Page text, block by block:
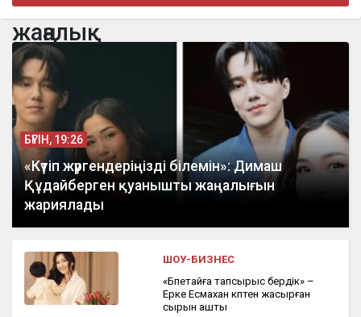
Қызылорда облысында алтынды заңсыз өндірген қылмыстық
топ ұсталды
жаңалық
БҮГІН, 19:26
«Күтіп жүргендеріңізді білемін»: Димаш
Құдайберген қуанышты жаңалығын
жариялады
ШОУ-БИЗНЕС
«Бөпетайға тапсырыс бердік» –
Ерке Есмахан көптен жасырған
сырын ашты